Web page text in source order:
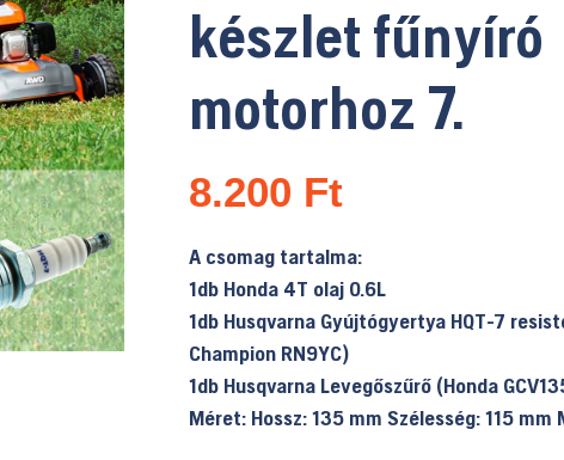
készlet fűnyíró
motorhoz 7.
8.200 Ft
A csomag tartalma:
1db Honda 4T olaj 0.6L
1db Husqvarna Gyújtógyertya HQT-7
Champion RN9YC)
1db Husqvarna Levegőszűrő (Honda
Méret: Hossz: 135 mm Szélesség: 115 mm